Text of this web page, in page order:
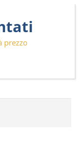
prezzo